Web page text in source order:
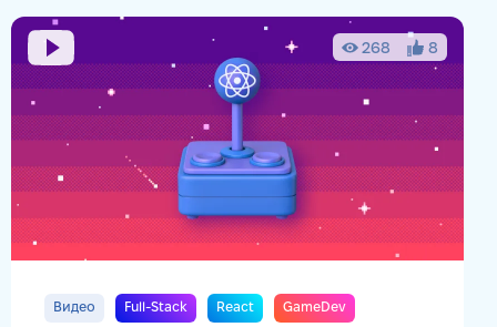
268 8
Видео Full-Stack React GameDev